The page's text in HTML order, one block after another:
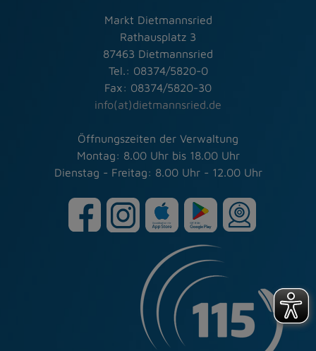
Markt Dietmannsried
Rathausplatz 3
87463 Dietmannsried
Tel.: 08374/5820-0
Fax: 08374/5820-30
info(at)dietmannsried.de
Öffnungszeiten der Verwaltung
Montag: 8.00 Uhr bis 18.00 Uhr
Dienstag - Freitag: 8.00 Uhr - 12.00 Uhr